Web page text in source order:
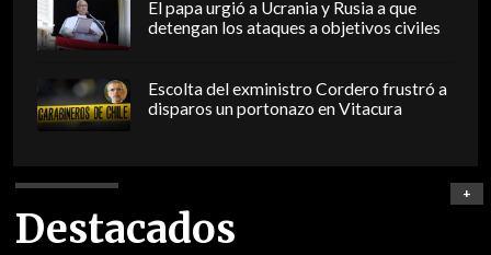
El papa urgió a Ucrania y Rusia a que
detengan los ataques a objetivos civiles
Escolta del exministro Cordero frustró a
disparos un portonazo en Vitacura
Destacados
+